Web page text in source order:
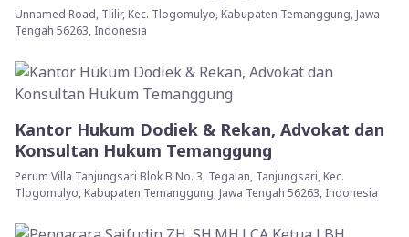
Unnamed Road, Tlilir, Kec. Tlogomulyo, Kabupaten Temanggung, Jawa
Tengah 56263, Indonesia
Kantor Hukum Dodiek & Rekan, Advokat dan
Konsultan Hukum Temanggung
Perum Villa Tanjungsari Blok B No. 3, Tegalan, Tanjungsari, Kec.
Tlogomulyo, Kabupaten Temanggung, Jawa Tengah 56263, Indonesia